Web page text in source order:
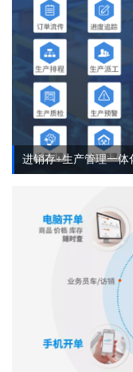
进销存+生产管理一